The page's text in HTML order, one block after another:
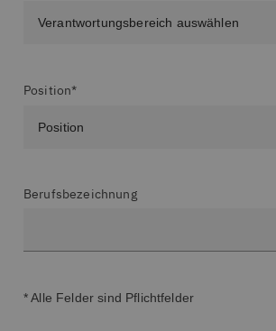
Position*
Berufsbezeichnung
* Alle Felder sind Pflichtfelder